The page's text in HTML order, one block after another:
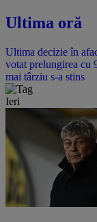
Ultima oră
Ultima decizie în
votat prelungirea cu
mai târziu s-a stins
Ieri